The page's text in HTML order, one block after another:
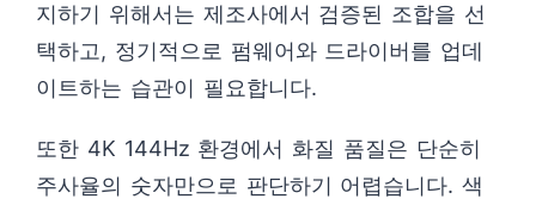
지하기 위해서는 제조사에서 검증된 조합을 선
택하고, 정기적으로 펌웨어와 드라이버를 업데
이트하는 습관이 필요합니다.
또한 4K 144Hz 환경에서 화질 품질은 단순히
주사율의 숫자만으로 판단하기 어렵습니다. 색